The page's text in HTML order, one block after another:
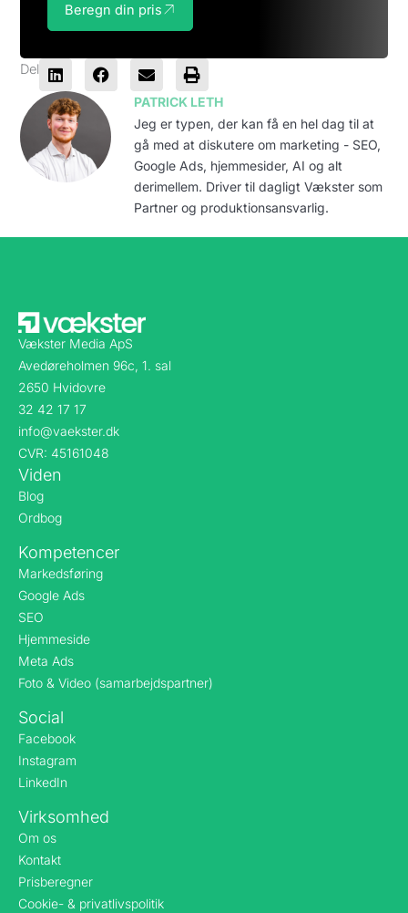
Beregn din pris
Del
PATRICK LETH
Jeg er typen, der kan få en hel dag til at
gå med at diskutere om marketing - SEO,
Google Ads, hjemmesider, AI og alt
derimellem. Driver til dagligt Vækster som
Partner og produktionsansvarlig.
Vækster Media ApS
Avedøreholmen 96c, 1. sal
2650 Hvidovre
32 42 17 17
info@vaekster.dk
CVR: 45161048
Viden
Blog
Ordbog
Kompetencer
Markedsføring
Google Ads
SEO
Hjemmeside
Meta Ads
Foto & Video (samarbejdspartner)
Social
Facebook
Instagram
LinkedIn
Virksomhed
Om os
Kontakt
Prisberegner
Cookie- & privatlivspolitik